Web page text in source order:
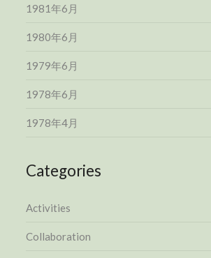
1981年6月
1980年6月
1979年6月
1978年6月
1978年4月
Categories
Activities
Collaboration